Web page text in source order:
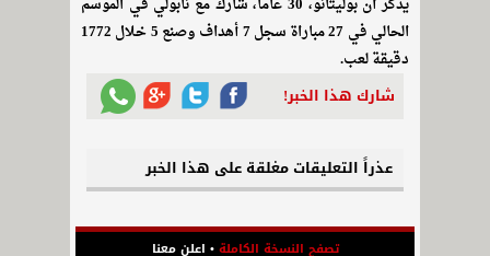
الحالي في 27 مباراة سجل 7 أهداف وصنع 5 خلال 1772
دقيقة لعب.
شارك هذا الخبر!
عذراً التعليقات مغلقة على هذا الخبر
تصفح النسخة الكاملة• اعلن معنا